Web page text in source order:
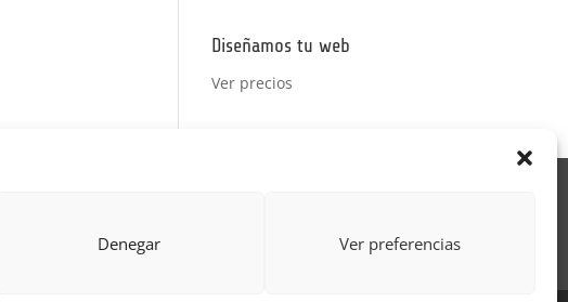
Denegar Ver preferencias
Diseñamos tu web
Ver precios
Cookies
según Sector
Formulario uso de imagen